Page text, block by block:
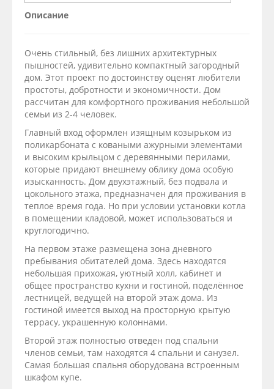
Описание
Очень стильный, без лишних архитектурных
пышностей, удивительно компактный загородный
дом. Этот проект по достоинству оценят любители
простоты, добротности и экономичности. Дом
рассчитан для комфортного проживания небольшой
семьи из 2-4 человек.
Главный вход оформлен изящным козырьком из
поликарбоната с коваными ажурными элементами
и высоким крыльцом с деревянными перилами,
которые придают внешнему облику дома особую
изысканность. Дом двухэтажный, без подвала и
цокольного этажа, предназначен для проживания в
теплое время года. Но при условии установки котла
в помещении кладовой, может использоваться и
круглогодично.
На первом этаже размещена зона дневного
пребывания обитателей дома. Здесь находятся
небольшая прихожая, уютный холл, кабинет и
общее пространство кухни и гостиной, поделённое
лестницей, ведущей на второй этаж дома. Из
гостиной имеется выход на просторную крытую
террасу, украшенную колоннами.
Второй этаж полностью отведен под спальни
членов семьи, там находятся 4 спальни и санузел.
Самая большая спальня оборудована встроенным
шкафом купе.